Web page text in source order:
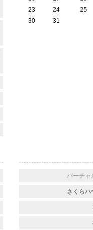
23
24 25
30
31
バーチャ
さくらハ